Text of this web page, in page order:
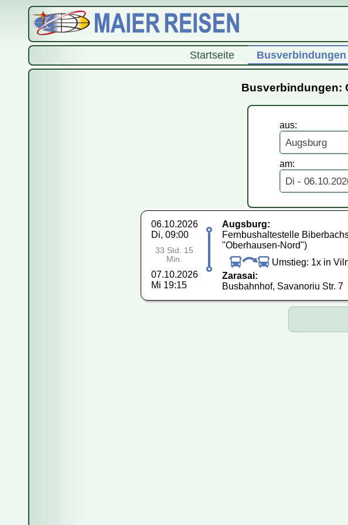
Startseite Busverbindungen
Busverbindungen:
aus:
Augsburg
am:
Di -
06.10.2026
Di, 09:00
33 Std. 15
Min.
07.10.2026
Mi 19:15
Augsburg:
Fernbushaltestelle
"Oberhausen-Nord")
Umstieg: 1x in
Zarasai:
Busbahnhof, Savanoriu Str. 7